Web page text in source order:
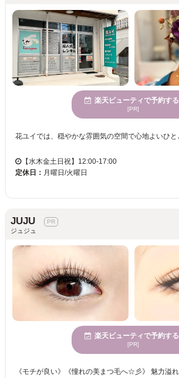
楽天ビューティで予約する
[PR]
【水木金土日祝】12:00-17:00
定休日： 月曜日/火曜日
JUJU
ジュジュ
楽天ビューティで予約する
[PR]